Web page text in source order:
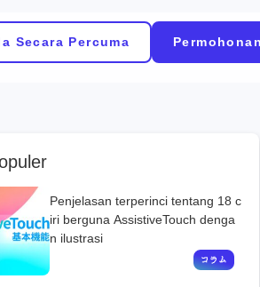
Secara Percuma
Penjelasan terperinci tentang 18 c
iri berguna AssistiveTouch denga
n ilustrasi